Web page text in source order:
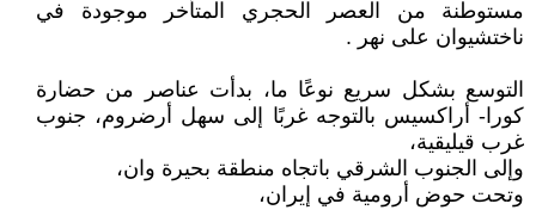
مستوطنة من العصر الحجري المتأخر موجودة في
ناختشيوان على نهر .
التوسع بشكل سريع نوعًا ما، بدأت عناصر من حضارة
كورا- أراكسيس بالتوجه غربًا إلى سهل أرضروم، جنوب
غرب قيليقية،
وإلى الجنوب الشرقي باتجاه منطقة بحيرة وان،
وتحت حوض أرومية في إيران،